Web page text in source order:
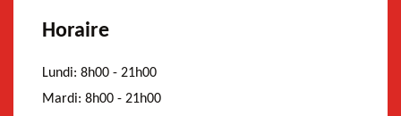
Horaire
Lundi: 8h00 - 21h00
Mardi: 8h00 - 21h00